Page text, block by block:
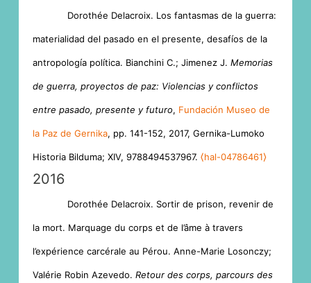
Dorothée Delacroix. Los fantasmas de la guerra:
materialidad del pasado en el presente, desafíos de la
antropología política. Bianchini C.; Jimenez J. Memorias
de guerra, proyectos de paz: Violencias y conflictos
entre pasado, presente y futuro, Fundación Museo de
la Paz de Gernika, pp. 141-152, 2017, Gernika-Lumoko
Historia Bilduma; XIV, 9788494537967. ⟨hal-04786461⟩
2016
Dorothée Delacroix. Sortir de prison, revenir de
la mort. Marquage du corps et de l’âme à travers
l’expérience carcérale au Pérou. Anne-Marie Losonczy;
Valérie Robin Azevedo. Retour des corps, parcours des